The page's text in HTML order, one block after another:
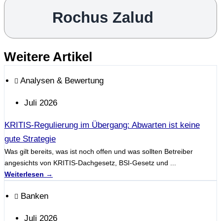
Rochus Zalud
Weitere Artikel
Analysen & Bewertung
Juli 2026
KRITIS-Regulierung im Übergang: Abwarten ist keine
gute Strategie
Was gilt bereits, was ist noch offen und was sollten Betreiber
angesichts von KRITIS-Dachgesetz, BSI-Gesetz und ...
Weiterlesen →
Banken
Juli 2026